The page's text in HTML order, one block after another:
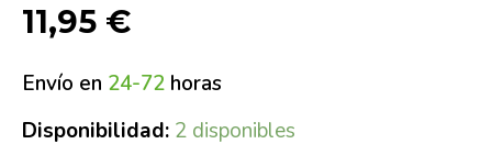
11,95 €
Envío en 24-72 horas
Disponibilidad: 2 disponibles